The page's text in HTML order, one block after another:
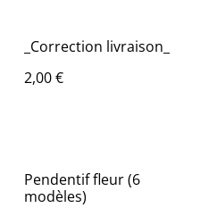
_Correction livraison_
2,00 €
Pendentif fleur (6
modèles)